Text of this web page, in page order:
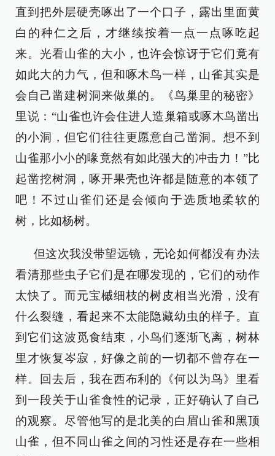
直到把外层硬壳啄出了一个口子，露出里面黄
白的种仁之后，才继续按着一点一点啄吃起
来。光看山雀的大小，也许会惊讶于它们竟有
如此大的力气，但和啄木鸟一样，山雀其实是
会自己凿建树洞来做巢的。《鸟巢里的秘密》
里说：“山雀也许会住进人造巢箱或啄木鸟凿出
的小洞，但它们往往更愿意自己凿洞。想不到
山雀那小小的喙竟然有如此强大的冲击力！”比
起凿挖树洞，啄开果壳也许都是随意的本领了
吧！不过山雀们还是会倾向于选质地柔软的
树，比如杨树。
但这次我没带望远镜，无论如何都没有办法
看清那些虫子它们是在哪发现的，它们的动作
太快了。而元宝槭细枝的树皮相当光滑，没有
什么裂缝，看起来不太能隐藏幼虫的样子。直
到它们这波觅食结束，小鸟们逐渐飞离，树林
里才恢复岑寂，好像之前的一切都不曾存在一
样。回去后，我在西布利的《何以为鸟》里看
到一段关于山雀食性的记录，正好确认了自己
的观察。尽管他写的是北美的白眉山雀和黑顶
山雀，但不同山雀之间的习性还是存在一些相